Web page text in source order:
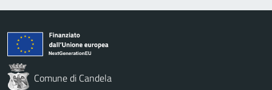
Comune di Candela